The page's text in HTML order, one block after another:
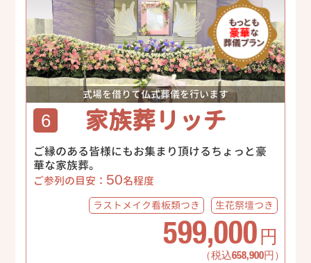
式場を借りて仏式葬儀を行います
6 家族葬リッチ
ご縁のある皆様にもお集まり頂けるちょっと豪
華な家族葬。
ご参列の目安： 50名程度
ラストメイク看板類つき 生花祭壇つき
599,000 円
（税込658,900円）